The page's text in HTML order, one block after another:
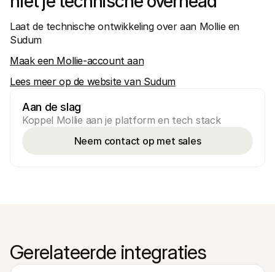
Laat de technische ontwikkeling over aan Mollie en
Sudum
Maak een Mollie-account aan
Lees meer op de website van Sudum
Aan de slag
Koppel Mollie aan je platform en tech stack
Neem contact op met sales
Gerelateerde integraties